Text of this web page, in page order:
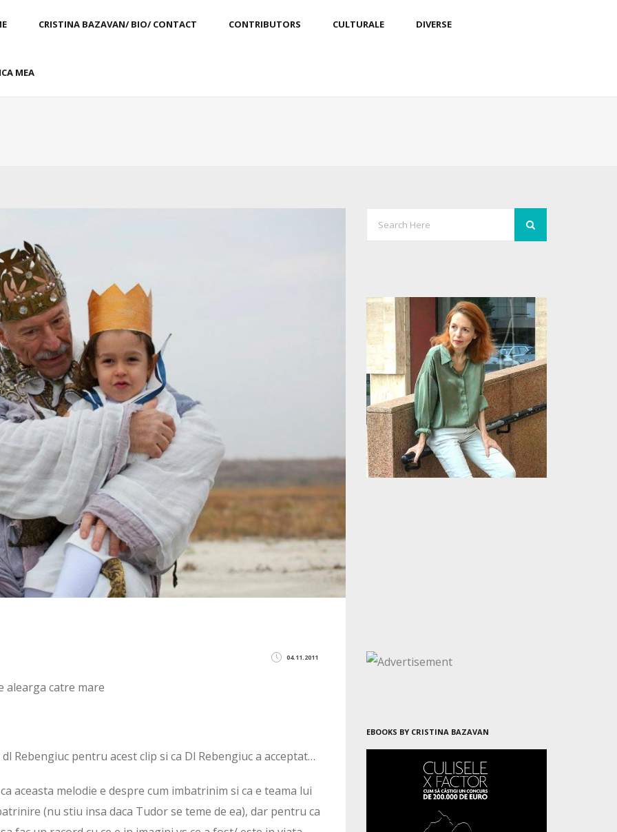
CRISTINA BAZAVAN/ BIO/ CONTACT CONTRIBUTORS CULTURALE DIVERSE
MEA
04.11.2011
alearga catre mare
Rebengiuc pentru acest clip si ca Dl Rebengiuc a acceptat…
aceasta melodie e despre cum imbatrinim si ca e teama lui
(nu stiu insa daca Tudor se teme de ea), dar pentru ca
EBOOKS BY CRISTINA BAZAVAN